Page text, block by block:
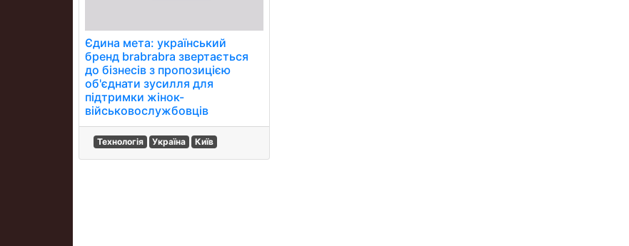
Єдина мета: український
бренд brabrabra звертається
до бізнесів з пропозицією
об'єднати зусилля для
підтримки жінок-
військовослужбовців
Технологія Україна Київ